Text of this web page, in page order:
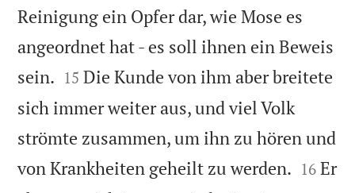
Reinigung ein Opfer dar, wie Mose es
angeordnet hat - es soll ihnen ein Beweis
sein. 

15 Die Kunde von ihm aber breitete
sich immer weiter aus, und viel Volk
strömte zusammen, um ihn zu hören und
von Krankheiten geheilt zu werden. 

16 Er